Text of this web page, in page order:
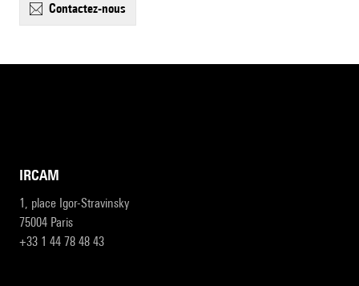
contactez-nous
IRCAM
1, place Igor-Stravinsky
75004 Paris
+33 1 44 78 48 43